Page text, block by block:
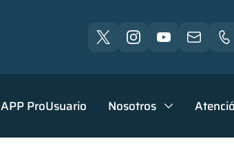
APP ProUsuario Nosotros